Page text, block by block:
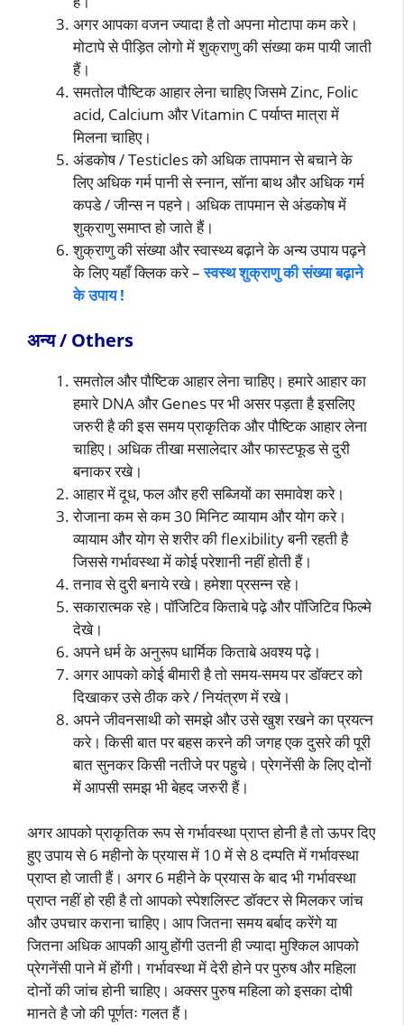
अगर आपका वजन ज्यादा है तो अपना मोटापा कम करे।
मोटापे से पीड़ित लोगो में शुक्राणु की संख्या कम पायी जाती
हैं।
समतोल पौष्टिक आहार लेना चाहिए जिसमे Zinc, Folic
acid, Calcium और Vitamin C पर्याप्त मात्रा में
मिलना चाहिए।
अंडकोष / Testicles को अधिक तापमान से बचाने के
लिए अधिक गर्म पानी से स्नान, सॉना बाथ और अधिक गर्म
कपडे / जीन्स न पहने। अधिक तापमान से अंडकोष में
शुक्राणु समाप्त हो जाते हैं।
शुक्राणु की संख्या और स्वास्थ्य बढ़ाने के अन्य उपाय पढ़ने
के लिए यहाँ क्लिक करे –स्वस्थ शुक्राणु की संख्या बढ़ाने
के उपाय !
अन्य / Others
समतोल और पौष्टिक आहार लेना चाहिए। हमारे आहार का
हमारे DNA और Genes पर भी असर पड़ता है इसलिए
जरुरी है की इस समय प्राकृतिक और पौष्टिक आहार लेना
चाहिए। अधिक तीखा मसालेदार और फास्टफूड से दुरी
बनाकर रखे।
आहार में दूध, फल और हरी सब्जियों का समावेश करे।
रोजाना कम से कम 30 मिनिट व्यायाम और योग करे।
व्यायाम और योग से शरीर की flexibility बनी रहती है
जिससे गर्भावस्था में कोई परेशानी नहीं होती हैं।
तनाव से दुरी बनाये रखे। हमेशा प्रसन्न रहे।
सकारात्मक रहे। पॉजिटिव किताबे पढ़े और पॉजिटिव फिल्मे
देखे।
अपने धर्म के अनुरूप धार्मिक किताबे अवश्य पढ़े।
अगर आपको कोई बीमारी है तो समय-समय पर डॉक्टर को
दिखाकर उसे ठीक करे / नियंत्रण में रखे।
अपने जीवनसाथी को समझे और उसे खुश रखने का प्रयत्न
करे। किसी बात पर बहस करने की जगह एक दुसरे की पूरी
बात सुनकर किसी नतीजे पर पहुचे। प्रेगनेंसी के लिए दोनों
में आपसी समझ भी बेहद जरुरी हैं।
अगर आपको प्राकृतिक रूप से गर्भावस्था प्राप्त होनी है तो ऊपर दिए
हुए उपाय से 6 महीनो के प्रयास में 10 में से 8 दम्पति में गर्भावस्था
प्राप्त हो जाती हैं। अगर 6 महीने के प्रयास के बाद भी गर्भावस्था
प्राप्त नहीं हो रही है तो आपको स्पेशलिस्ट डॉक्टर से मिलकर जांच
और उपचार कराना चाहिए। आप जितना समय बर्बाद करेंगे या
जितना अधिक आपकी आयु होंगी उतनी ही ज्यादा मुश्किल आपको
प्रेगनेंसी पाने में होंगी। गर्भावस्था में देरी होने पर पुरुष और महिला
दोनों की जांच होनी चाहिए। अक्सर पुरुष महिला को इसका दोषी
मानते है जो की पूर्णतः गलत हैं।